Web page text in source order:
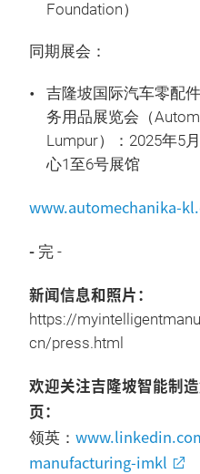
Foundation）
同期展会：
吉隆坡国际汽车零配
务用品展览会（
Lumpur）：2025年5
心1至6号展馆
www.automechanika-
- 完 -
新闻信息和照片：
https://
cn/press.html
欢迎关注吉隆坡智能制
页：
领英：
manufacturing-imkl